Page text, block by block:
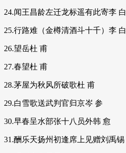
24.闻王昌龄左迁龙标遥有此寄李 白
25.行路难（金樽清酒斗十千）李 白
26.望岳杜 甫
27.春望杜 甫
28.茅屋为秋风所破歌杜 甫
29.白雪歌送武判官归京岑 参
30.早春呈水部张十八员外韩 愈
31.酬乐天扬州初逢席上见赠刘禹锡